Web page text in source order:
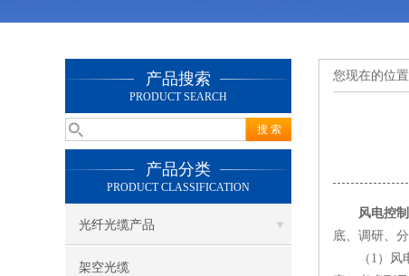
产品搜索
PRODUCT SEARCH
产品分类
PRODUCT CLASSIFICATION
光纤光缆产品
架空光缆
您现在的位置
风电控
底、调研、
（1）风电